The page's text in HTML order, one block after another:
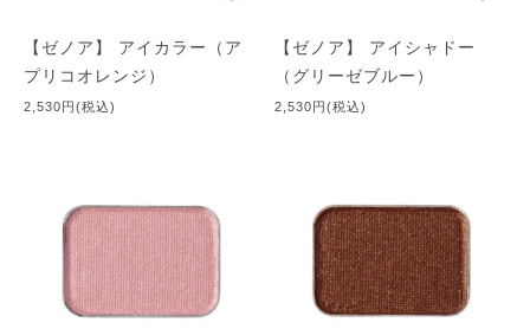
こともありますが、最大の原因は、下地化粧品に界面活性剤（乳
化剤）を高濃度添加してあるものと、さらにベースファンデーシ
ョンにも別の界面活性剤（乳化剤）が使われていたりしたら、相
し、やがて皮膚の血管は萎縮して血行が悪くなります。 それが
「肌のくすみ」なのです。
【ゼノア】 アイカラー（ア
プリコオレンジ）
2,530円(税込)
【ゼノア】 アイシャドー
（グリーゼブルー）
2,530円(税込)